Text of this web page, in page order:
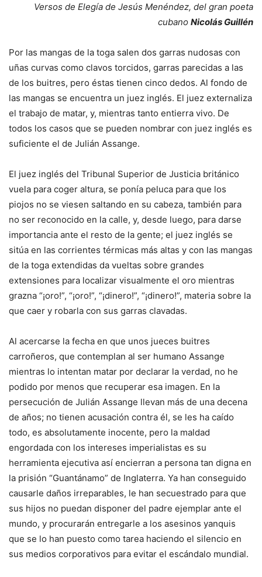
Versos de Elegía de Jesús Menéndez, del gran poeta
cubano Nicolás Guillén
Por las mangas de la toga salen dos garras nudosas con
uñas curvas como clavos torcidos, garras parecidas a las
de los buitres, pero éstas tienen cinco dedos. Al fondo de
las mangas se encuentra un juez inglés. El juez externaliza
el trabajo de matar, y, mientras tanto entierra vivo. De
todos los casos que se pueden nombrar con juez inglés es
suficiente el de Julián Assange.
El juez inglés del Tribunal Superior de Justicia británico
vuela para coger altura, se ponía peluca para que los
piojos no se viesen saltando en su cabeza, también para
no ser reconocido en la calle, y, desde luego, para darse
importancia ante el resto de la gente; el juez inglés se
sitúa en las corrientes térmicas más altas y con las mangas
de la toga extendidas da vueltas sobre grandes
extensiones para localizar visualmente el oro mientras
grazna “¡oro!”, “¡oro!”, “¡dinero!”, “¡dinero!”, materia sobre la
que caer y robarla con sus garras clavadas.
Al acercarse la fecha en que unos jueces buitres
carroñeros, que contemplan al ser humano Assange
mientras lo intentan matar por declarar la verdad, no he
podido por menos que recuperar esa imagen. En la
persecución de Julián Assange llevan más de una decena
de años; no tienen acusación contra él, se les ha caído
todo, es absolutamente inocente, pero la maldad
engordada con los intereses imperialistas es su
herramienta ejecutiva así encierran a persona tan digna en
la prisión “Guantánamo” de Inglaterra. Ya han conseguido
causarle daños irreparables, le han secuestrado para que
sus hijos no puedan disponer del padre ejemplar ante el
mundo, y procurarán entregarle a los asesinos yanquis
que se lo han puesto como tarea haciendo el silencio en
sus medios corporativos para evitar el escándalo mundial.